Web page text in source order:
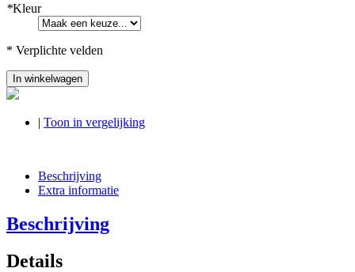
*Kleur
* Verplichte velden
In winkelwagen
| Toon in vergelijking
Beschrijving
Extra informatie
Beschrijving
Details